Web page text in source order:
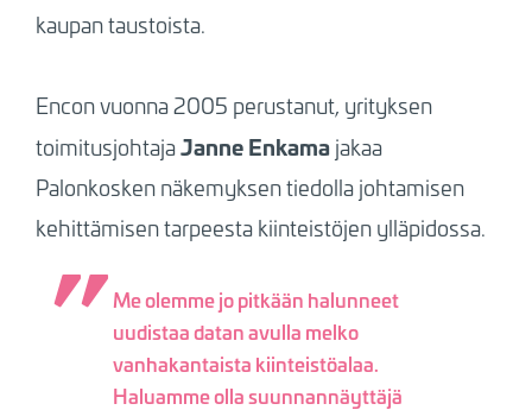
kaupan taustoista.
Encon vuonna 2005 perustanut, yrityksen
toimitusjohtajaJanne Enkama jakaa
Palonkosken näkemyksen tiedolla johtamisen
kehittämisen tarpeesta kiinteistöjen ylläpidossa.
Me olemme jo pitkään halunneet
uudistaa datan avulla melko
vanhakantaista kiinteistöalaa.
Haluamme olla suunnannäyttäjä